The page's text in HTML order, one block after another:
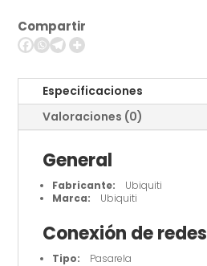
2.5G
Cloud
Compartir
Especificaciones
Valoraciones (0)
General
Fabricante: Ubiquiti
Marca: Ubiquiti
Conexión de redes
Tipo: Pasarela